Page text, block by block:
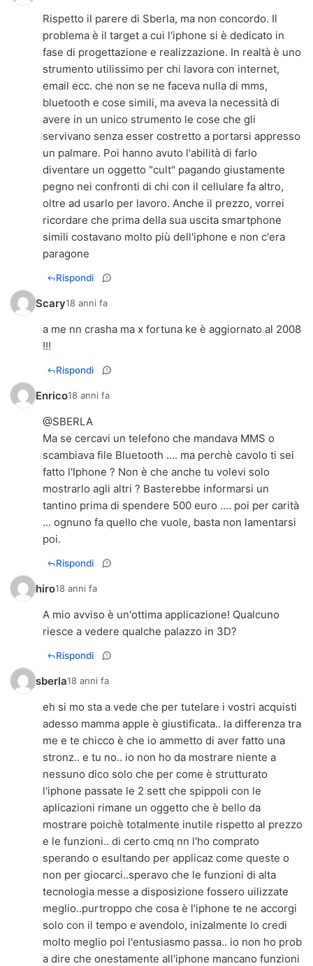
Rispetto il parere di Sberla, ma non concordo. Il
problema è il target a cui l'iphone si è dedicato in
fase di progettazione e realizzazione. In realtà è uno
strumento utilissimo per chi lavora con internet,
email ecc. che non se ne faceva nulla di mms,
bluetooth e cose simili, ma aveva la necessità di
avere in un unico strumento le cose che gli
servivano senza esser costretto a portarsi appresso
un palmare. Poi hanno avuto l'abilità di farlo
diventare un oggetto "cult" pagando giustamente
pegno nei confronti di chi con il cellulare fa altro,
oltre ad usarlo per lavoro. Anche il prezzo, vorrei
ricordare che prima della sua uscita smartphone
simili costavano molto più dell'iphone e non c'era
paragone
Rispondi
Scary18 anni fa
a me nn crasha ma x fortuna ke è aggiornato al 2008
!!!
Rispondi
Enrico18 anni fa
@SBERLA
Ma se cercavi un telefono che mandava MMS o
scambiava file Bluetooth .... ma perchè cavolo ti sei
fatto l'Iphone ? Non è che anche tu volevi solo
mostrarlo agli altri ? Basterebbe informarsi un
tantino prima di spendere 500 euro .... poi per carità
... ognuno fa quello che vuole, basta non lamentarsi
poi.
Rispondi
hiro18 anni fa
A mio avviso è un'ottima applicazione! Qualcuno
riesce a vedere qualche palazzo in 3D?
Rispondi
sberla18 anni fa
eh si mo sta a vede che per tutelare i vostri acquisti
adesso mamma apple è giustificata.. la differenza tra
me e te chicco è che io ammetto di aver fatto una
stronz.. e tu no.. io non ho da mostrare niente a
nessuno dico solo che per come è strutturato
l'iphone passate le 2 sett che spippoli con le
aplicazioni rimane un oggetto che è bello da
mostrare poichè totalmente inutile rispetto al prezzo
e le funzioni.. di certo cmq nn l'ho comprato
sperando o esultando per applicaz come queste o
non per giocarci..speravo che le funzioni di alta
tecnologia messe a disposizione fossero uilizzate
meglio..purtroppo che cosa è l'iphone te ne accorgi
solo con il tempo e avendolo, inizalmente lo credi
molto meglio poi l'entusiasmo passa.. io non ho prob
a dire che onestamente all'iphone mancano funzioni